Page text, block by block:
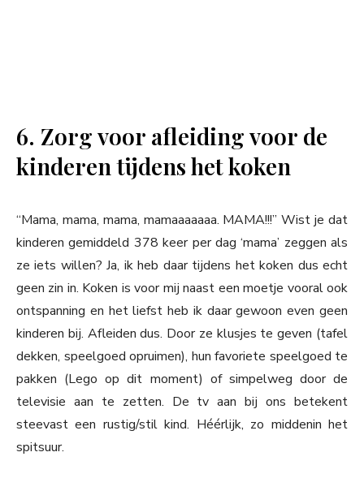
6. Zorg voor afleiding voor de
kinderen tijdens het koken
“Mama, mama, mama, mamaaaaaaa. MAMA!!!” Wist je dat
kinderen gemiddeld 378 keer per dag ‘mama’ zeggen als
ze iets willen? Ja, ik heb daar tijdens het koken dus echt
geen zin in. Koken is voor mij naast een moetje vooral ook
ontspanning en het liefst heb ik daar gewoon even geen
kinderen bij. Afleiden dus. Door ze klusjes te geven (tafel
dekken, speelgoed opruimen), hun favoriete speelgoed te
pakken (Lego op dit moment) of simpelweg door de
televisie aan te zetten. De tv aan bij ons betekent
steevast een rustig/stil kind. Héérlijk, zo middenin het
spitsuur.